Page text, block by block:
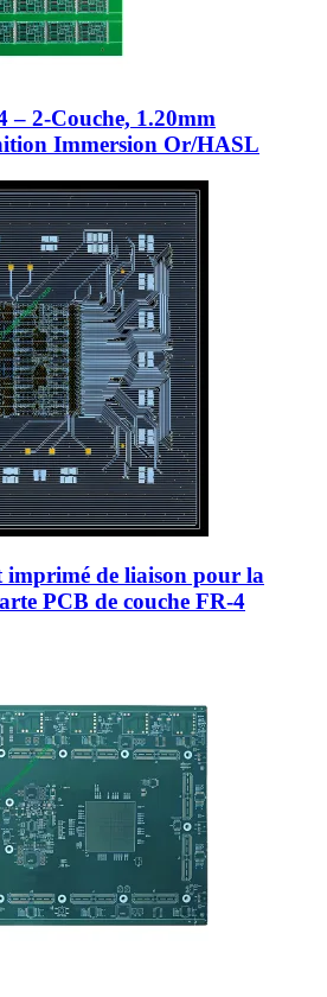
– 2-Couche, 1.20mm
Immersion Or/HASL
imprimé de liaison pour la
PCB de couche FR-4